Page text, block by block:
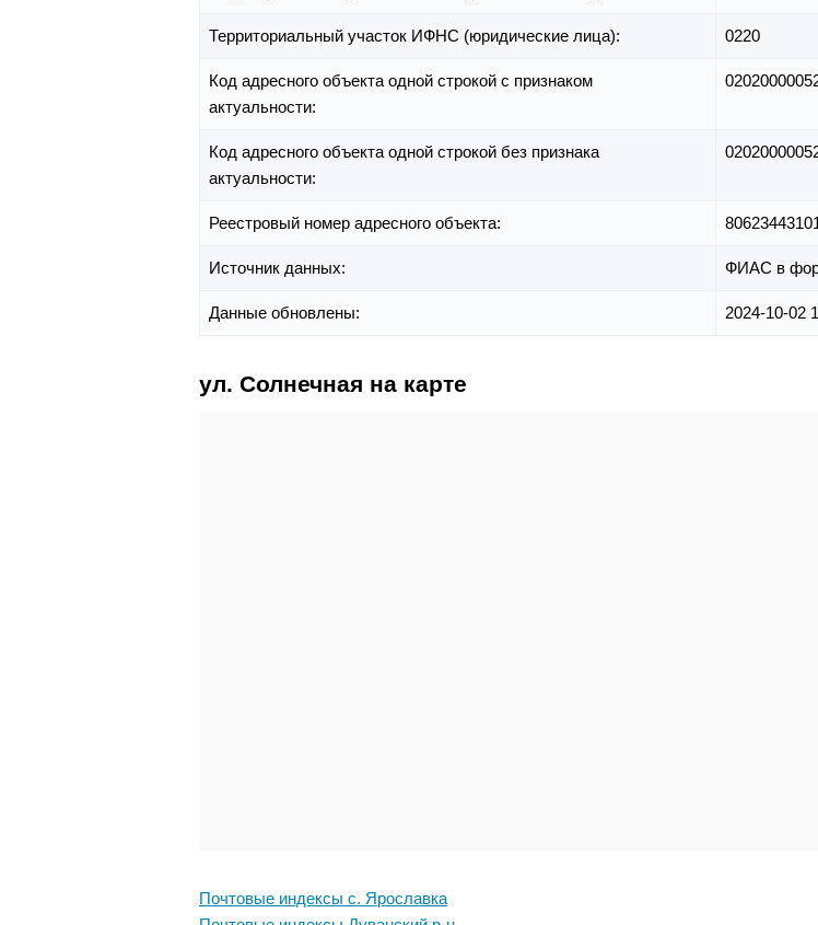
Территориальный участок ИФНС (юридические лица): 0220
Код адресного объекта одной строкой с признаком
актуальности:
Код адресного объекта одной строкой без признака
актуальности:
Реестровый номер адресного объекта:
Источник данных: ФИАС в
Данные обновлены: 2024-10-02
ул. Солнечная на карте
Почтовые индексы с. Ярославка